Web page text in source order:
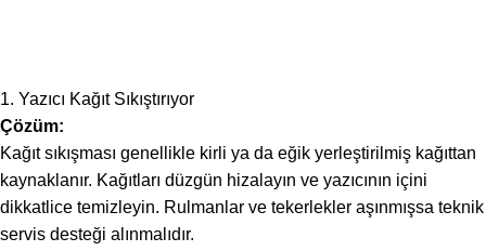
1. Yazıcı Kağıt Sıkıştırıyor
Çözüm:
Kağıt sıkışması genellikle kirli ya da eğik yerleştirilmiş kağıttan
kaynaklanır. Kağıtları düzgün hizalayın ve yazıcının içini
dikkatlice temizleyin. Rulmanlar ve tekerlekler aşınmışsa teknik
servis desteği alınmalıdır.